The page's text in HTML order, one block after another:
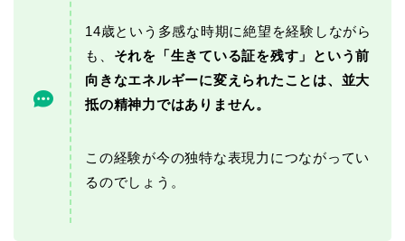
14歳という多感な時期に絶望を経験しながら
も、 それを「生きている証を残す」という前
向きなエネルギーに変えられたことは、並大
抵の精神力ではありません。
この経験が今の独特な表現力につながってい
るのでしょう。